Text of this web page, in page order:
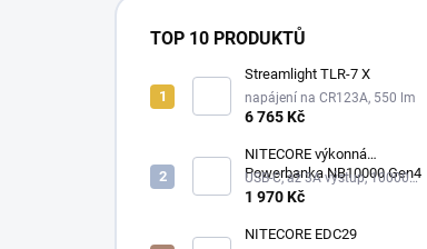
TOP 10 PRODUKTŮ
Streamlight TLR-7 X
napájení na CR123A, 550 lm
6 765 Kč
NITECORE výkonná
Powerbanka NB10000 Gen4
USB-C, až 3A výstup, 10000
mAh
1 970 Kč
NITECORE EDC29